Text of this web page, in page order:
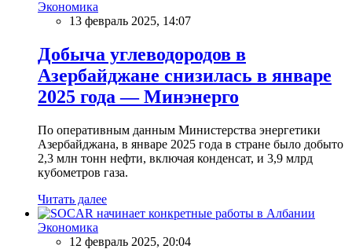
Экономика
13 февраль 2025, 14:07
Добыча углеводородов в
Азербайджане снизилась в январе
2025 года — Минэнерго
По оперативным данным Министерства энергетики
Азербайджана, в январе 2025 года в стране было добыто
2,3 млн тонн нефти, включая конденсат, и 3,9 млрд
кубометров газа.
Читать далее
Экономика
12 февраль 2025, 20:04